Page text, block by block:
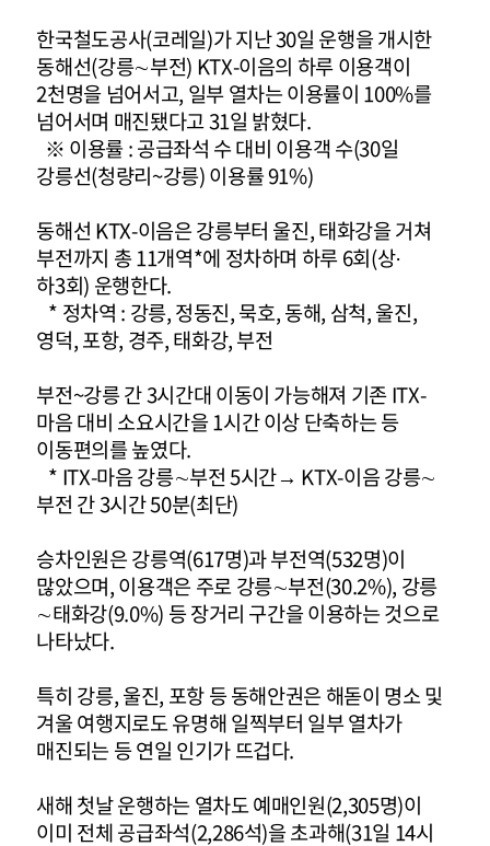
한국철도공사(코레일)가 지난 30일 운행을 개시한
동해선(강릉∼부전) KTX-이음의 하루 이용객이
2천명을 넘어서고, 일부 열차는 이용률이 100%를
넘어서며 매진됐다고 31일 밝혔다.
※ 이용률 : 공급좌석 수 대비 이용객 수(30일
강릉선(청량리~강릉) 이용률 91%)
동해선 KTX-이음은 강릉부터 울진, 태화강을 거쳐
부전까지 총 11개역*에 정차하며 하루 6회(상·
하3회) 운행한다.
* 정차역 : 강릉, 정동진, 묵호, 동해, 삼척, 울진,
영덕, 포항, 경주, 태화강, 부전
부전~강릉 간 3시간대 이동이 가능해져 기존 ITX-
마음 대비 소요시간을 1시간 이상 단축하는 등
이동편의를 높였다.
* ITX-마음 강릉∼부전 5시간→ KTX-이음 강릉∼
부전 간 3시간 50분(최단)
승차인원은 강릉역(617명)과 부전역(532명)이
많았으며, 이용객은 주로 강릉∼부전(30.2%), 강릉
∼태화강(9.0%) 등 장거리 구간을 이용하는 것으로
나타났다.
특히 강릉, 울진, 포항 등 동해안권은 해돋이 명소 및
겨울 여행지로도 유명해 일찍부터 일부 열차가
매진되는 등 연일 인기가 뜨겁다.
새해 첫날 운행하는 열차도 예매인원(2,305명)이
이미 전체 공급좌석(2,286석)을 초과해(31일 14시